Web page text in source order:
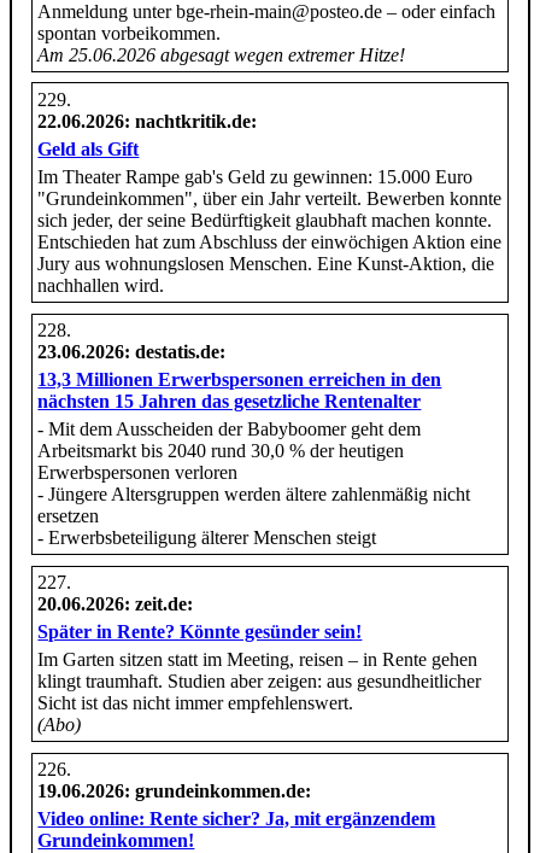
Anmeldung unter bge-rhein-main@posteo.de – oder einfach
spontan vorbeikommen.
Am 25.06.2026 abgesagt wegen extremer Hitze!
22.06.2026: nachtkritik.de:
Geld als Gift
Im Theater Rampe gab's Geld zu gewinnen: 15.000 Euro
"Grundeinkommen", über ein Jahr verteilt. Bewerben konnte
sich jeder, der seine Bedürftigkeit glaubhaft machen konnte.
Entschieden hat zum Abschluss der einwöchigen Aktion eine
Jury aus wohnungslosen Menschen. Eine Kunst-Aktion, die
nachhallen wird.
23.06.2026: destatis.de:
13,3 Millionen Erwerbspersonen erreichen in den
nächsten 15 Jahren das gesetzliche Rentenalter
- Mit dem Ausscheiden der Babyboomer geht dem
Arbeitsmarkt bis 2040 rund 30,0 % der heutigen
Erwerbspersonen verloren
- Jüngere Altersgruppen werden ältere zahlenmäßig nicht
ersetzen
- Erwerbsbeteiligung älterer Menschen steigt
20.06.2026: zeit.de:
Später in Rente? Könnte gesünder sein!
Im Garten sitzen statt im Meeting, reisen – in Rente gehen
klingt traumhaft. Studien aber zeigen: aus gesundheitlicher
Sicht ist das nicht immer empfehlenswert.
(Abo)
19.06.2026: grundeinkommen.de:
Video online: Rente sicher? Ja, mit ergänzendem
Grundeinkommen!